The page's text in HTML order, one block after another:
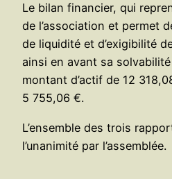
Le bilan financier, qui
de l’association et permet
de liquidité et d’exigibilité
ainsi en avant sa
montant d’actif de 12
5 755,06 €.
L’ensemble des trois
l’unanimité par l’assemblée.